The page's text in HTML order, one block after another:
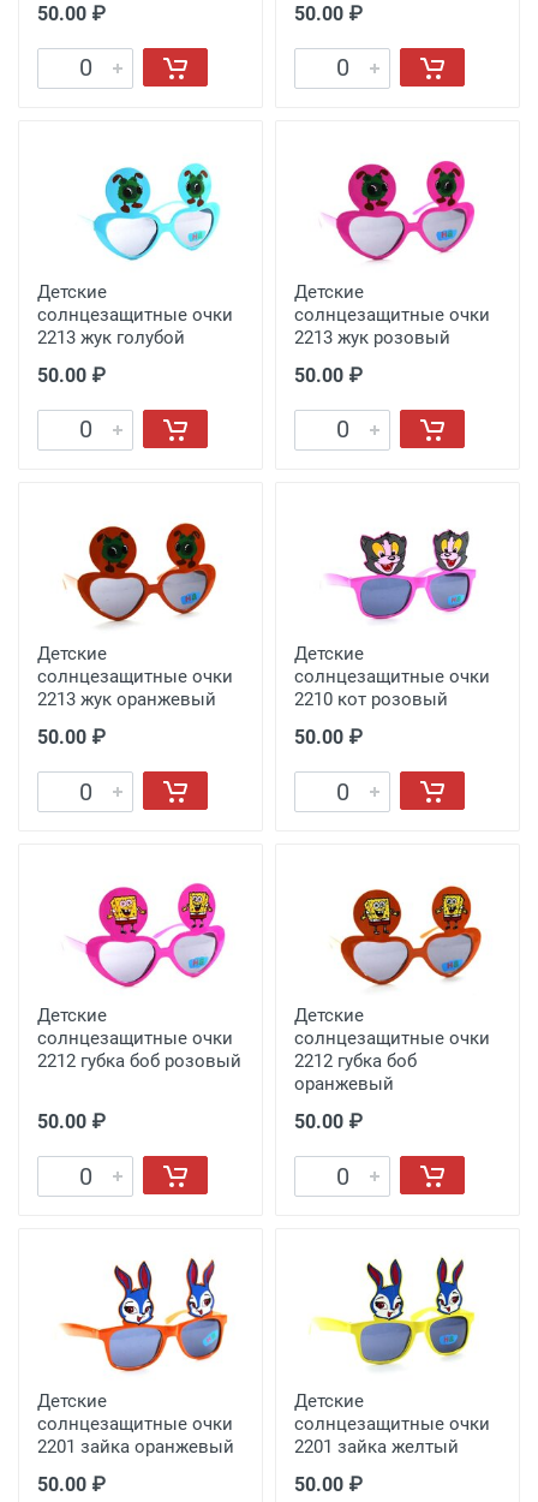
50.00 ₽ 50.00 ₽
Детские
солнцезащитные очки
2213 жук голубой
50.00 ₽
Детские
солнцезащитные очки
2213 жук розовый
50.00 ₽
Детские
солнцезащитные очки
2213 жук оранжевый
50.00 ₽
Детские
солнцезащитные очки
2210 кот розовый
50.00 ₽
Детские
солнцезащитные очки
2212 губка боб розовый
50.00 ₽
Детские
солнцезащитные очки
2212 губка боб
оранжевый
50.00 ₽
Детские
солнцезащитные очки
2201 зайка оранжевый
50.00 ₽
Детские
солнцезащитные очки
2201 зайка желтый
50.00 ₽